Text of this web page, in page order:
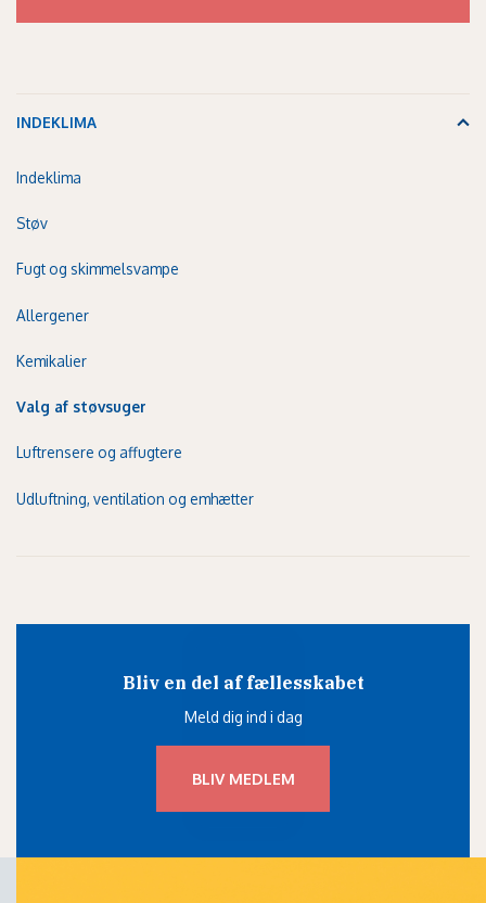
INDEKLIMA
Indeklima
Støv
Fugt og skimmelsvampe
Allergener
Kemikalier
Valg af støvsuger
Luftrensere og affugtere
Udluftning, ventilation og emhætter
Bliv en del af fællesskabet
Meld dig ind i dag
BLIV MEDLEM